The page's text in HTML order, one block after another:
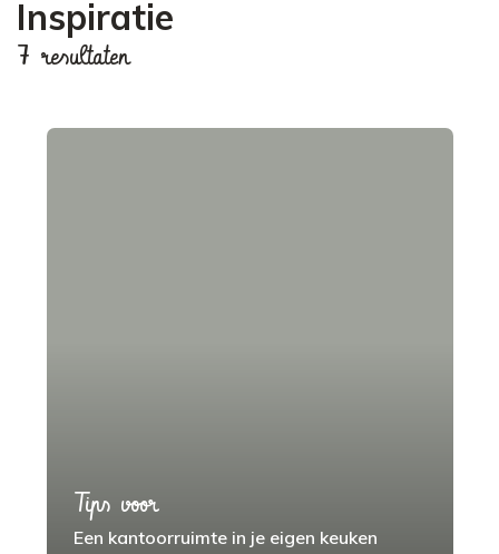
Inspiratie
7 resultaten
Tips voor
Een kantoorruimte in je eigen keuken